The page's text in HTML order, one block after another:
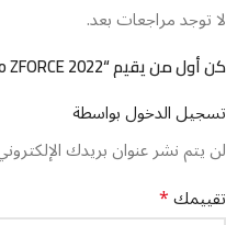
لا توجد مراجعات بعد.
كن أول من يقيم “CF Moto ZFORCE 2022”
تسجيل الدخول بواسطة
لن يتم نشر عنوان بريدك
تقييمك*